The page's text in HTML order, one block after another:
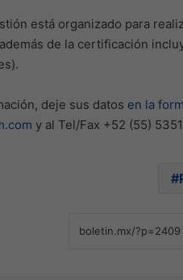
está organizado para
de la certificación
deje sus datos en la
y al Tel/Fax +52 (55)